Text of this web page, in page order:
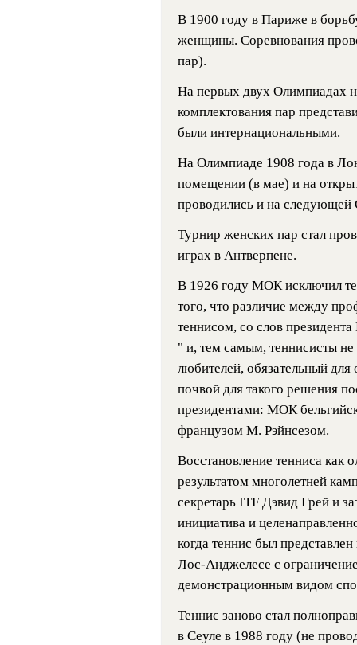
В 1900 году в Париже в
женщины. Соревнования
пар).
На первых двух Олимпиадах
комплектования пар
были интернациональными.
На Олимпиаде 1908 года в
помещении (в мае) и на
проводились и на следующей
Турнир женских пар стал
играх в Антверпене.
В 1926 году МОК исключил
того, что различие между
теннисом, со слов
" и, тем самым, теннисисты
любителей, обязательный
почвой для такого решения
президентами: МОК
французом М. Рэйнсезом.
Восстановление тенниса как
результатом многолетней
секретарь ITF Дэвид Грей и
инициатива и
когда теннис был
Лос-Анджелесе с
демонстрационным видом
Теннис заново стал
в Сеуле в 1988 году (не